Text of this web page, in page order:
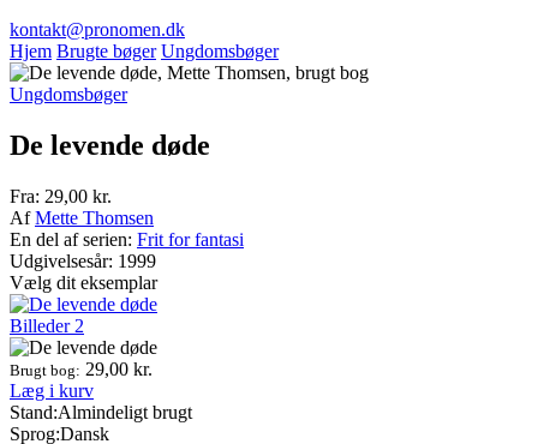
kontakt@pronomen.dk
Hjem Brugte bøger Ungdomsbøger
Ungdomsbøger
De levende døde
Fra: 29,00 kr.
AfMette Thomsen
En del af serien: Frit for fantasi
Udgivelsesår: 1999
Vælg dit eksemplar
Billeder 2
Brugt bog: 29,00 kr.
Læg i kurv
Stand:Almindeligt brugt
Sprog:Dansk